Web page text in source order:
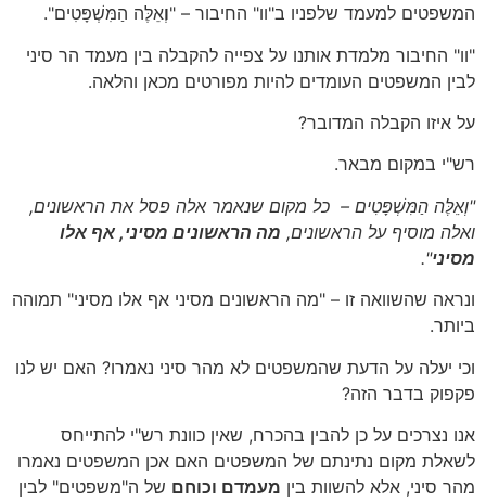
המשפטים למעמד שלפניו ב"וו" החיבור – "וְאֵלֶּה הַמִּשְׁפָּטִים".
"וו" החיבור מלמדת אותנו על צפייה להקבלה בין מעמד הר סיני
לבין המשפטים העומדים להיות מפורטים מכאן והלאה.
על איזו הקבלה המדובר?
רש"י במקום מבאר.
"וְאֵלֶּה הַמִּשְׁפָּטִים – כל מקום שנאמר אלה פסל את הראשונים,
ואלה מוסיף על הראשונים, מה הראשונים מסיני, אף אלו
מסיני".
ונראה שהשוואה זו – "מה הראשונים מסיני אף אלו מסיני" תמוהה
ביותר.
וכי יעלה על הדעת שהמשפטים לא מהר סיני נאמרו? האם יש לנו
פקפוק בדבר הזה?
אנו נצרכים על כן להבין בהכרח, שאין כוונת רש"י להתייחס
לשאלת מקום נתינתם של המשפטים האם אכן המשפטים נאמרו
מהר סיני, אלא להשוות בין מעמדם וכוחם של ה"משפטים" לבין